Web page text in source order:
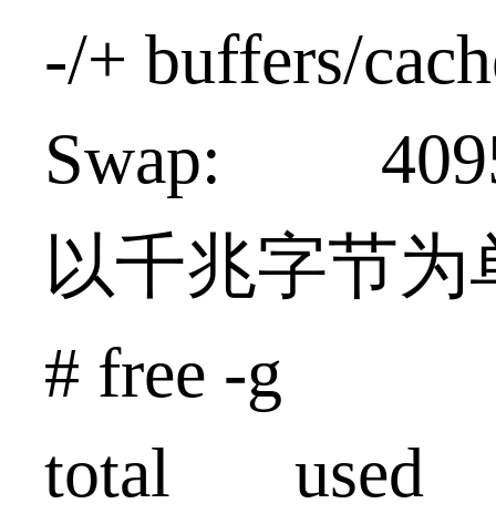
-/+ buffers/
Swap:
以千兆字节为
# free -g
total used